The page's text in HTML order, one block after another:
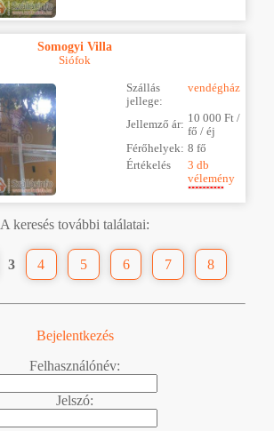
Somogyi Villa
Siófok
Szállás
jellege:
vendégház
Jellemző ár: 10 000 Ft /
fő / éj
Férőhelyek: 8 fő
Értékelés
3 db
vélemény
A keresés további találatai:
3 4 5 6 7 8
Bejelentkezés
Felhasználónév:
Jelszó: